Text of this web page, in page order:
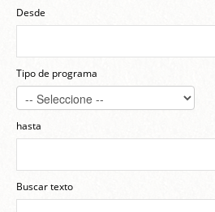
Desde
Tipo de programa
hasta
Buscar texto